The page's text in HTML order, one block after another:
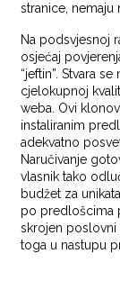
stranice, nemaju
Na podsvjesnoj
osjećaj
“jeftin”. Stvara
cjelokupnoj
weba. Ovi
instaliranim
adekvatno
Naručivanje
vlasnik tako
budžet za
po predlošcima
skrojen poslovni
toga u nastupu